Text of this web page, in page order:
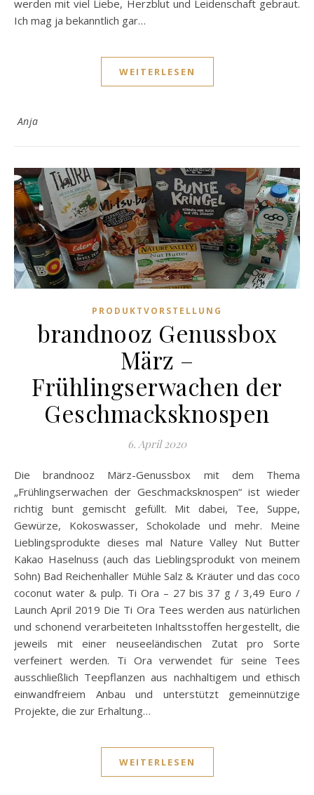
werden mit viel Liebe, Herzblut und Leidenschaft gebraut.
Ich mag ja bekanntlich gar…
WEITERLESEN
Anja
PRODUKTVORSTELLUNG
brandnooz Genussbox
März –
Frühlingserwachen der
Geschmacksknospen
6. April 2020
Die brandnooz März-Genussbox mit dem Thema
„Frühlingserwachen der Geschmacksknospen“ ist wieder
richtig bunt gemischt gefüllt. Mit dabei, Tee, Suppe,
Gewürze, Kokoswasser, Schokolade und mehr. Meine
Lieblingsprodukte dieses mal Nature Valley Nut Butter
Kakao Haselnuss (auch das Lieblingsprodukt von meinem
Sohn) Bad Reichenhaller Mühle Salz & Kräuter und das coco
coconut water & pulp. Ti Ora – 27 bis 37 g / 3,49 Euro /
Launch April 2019 Die Ti Ora Tees werden aus natürlichen
und schonend verarbeiteten Inhaltsstoffen hergestellt, die
jeweils mit einer neuseeländischen Zutat pro Sorte
verfeinert werden. Ti Ora verwendet für seine Tees
ausschließlich Teepflanzen aus nachhaltigem und ethisch
einwandfreiem Anbau und unterstützt gemeinnützige
Projekte, die zur Erhaltung…
WEITERLESEN